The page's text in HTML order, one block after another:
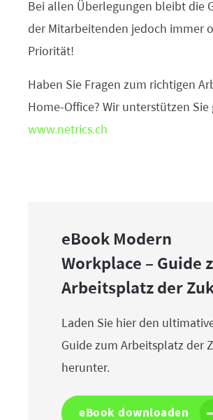
Bei allen Überlegungen bleibt die
der Mitarbeitenden jedoch immer
Priorität!
Haben Sie Fragen zum richtigen
Home-Office? Wir unterstützen Sie
www.netrics.ch
eBook Modern
Workplace – Guide
Arbeitsplatz der
Laden Sie hier den
Guide zum Arbeitsplatz der
herunter.
eBook downloaden